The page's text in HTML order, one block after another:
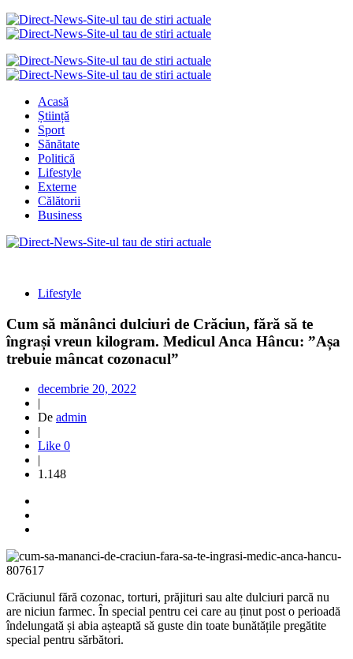
Acasă
Știință
Sport
Sănătate
Politică
Lifestyle
Externe
Călătorii
Business
Lifestyle
Cum să mănânci dulciuri de Crăciun, fără să te
îngrași vreun kilogram. Medicul Anca Hâncu: ”Așa
trebuie mâncat cozonacul”
decembrie 20, 2022
|
De admin
|
Like 0
|
1.148
Crăciunul fără cozonac, torturi, prăjituri sau alte dulciuri parcă nu
are niciun farmec. În special pentru cei care au ținut post o perioadă
îndelungată și abia așteaptă să guste din toate bunătățile pregătite
special pentru sărbători.